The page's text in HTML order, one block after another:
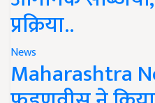
प्रक्रिया..
News
Maharashtra